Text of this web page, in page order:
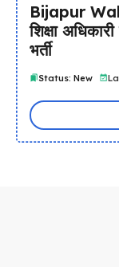
Bijapur
शिक्षा
भर्ती
Status: New